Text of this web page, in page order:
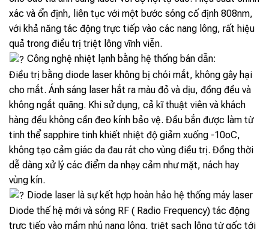
xác và ổn định, liên tục với một bước sóng cố định 808nm,
với khả năng tác động trực tiếp vào các nang lông, rất hiệu
quả trong điều trị triệt lông vĩnh viễn.
Công nghệ nhiệt lạnh bằng hệ thống bán dẫn:
Điều trị bằng diode laser không bị chói mắt, không gây hại
cho mắt. Ánh sáng laser hắt ra màu đỏ và dịu, đồng đều và
không ngắt quãng. Khi sử dụng, cả kĩ thuật viên và khách
hàng đều không cần đeo kính bảo vệ. Đầu bắn được làm từ
tinh thể sapphire tinh khiết nhiệt độ giảm xuống -10oC,
không tạo cảm giác da đau rát cho vùng điều trị. Đồng thời
dễ dàng xử lý các điểm da nhạy cảm như mặt, nách hay
vùng kín.
Diode laser là sự kết hợp hoàn hảo hệ thống máy laser
Diode thế hệ mới và sóng RF ( Radio Frequency) tác động
trực tiếp vào mầm nhú nang lông, triệt sạch lông từ gốc tới